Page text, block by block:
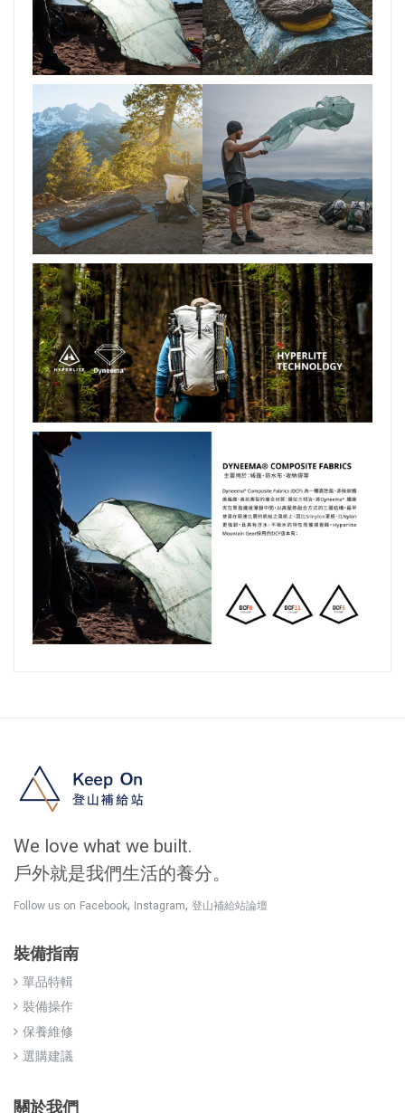
We love what we built.
戶外就是我們生活的養分。
Follow us on Facebook, Instagram, 登山補給站論壇
裝備指南
單品特輯
裝備操作
保養維修
選購建議
關於我們